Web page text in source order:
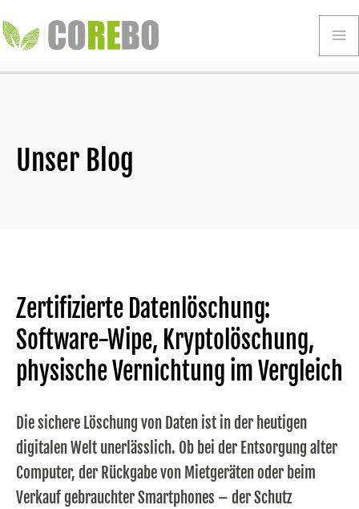
Inhalt
Unser Blog
Zertifizierte Datenlöschung:
Software-Wipe, Kryptolöschung,
physische Vernichtung im Vergleich
Die sichere Löschung von Daten ist in der heutigen
digitalen Welt unerlässlich. Ob bei der Entsorgung alter
Computer, der Rückgabe von Mietgeräten oder beim
Verkauf gebrauchter Smartphones – der Schutz